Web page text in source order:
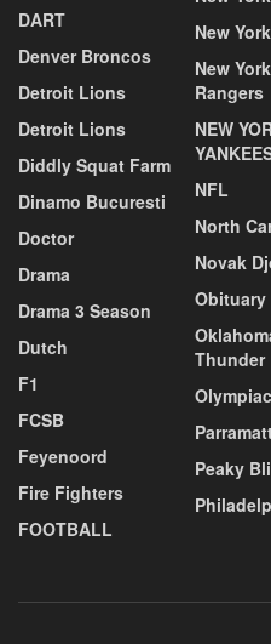
DART
Denver Broncos
Detroit Lions
Detroit Lions
Diddly Squat Farm
Dinamo Bucuresti
Doctor
Drama
Drama 3 Season
Dutch
F1
FCSB
Feyenoord
Fire Fighters
FOOTBALL
New
New York
Rangers
NEW
NFL
North
Novak
Obituary
Thunder
Peaky